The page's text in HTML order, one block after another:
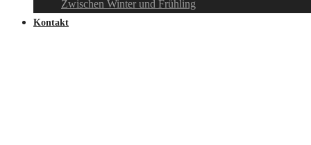
Zwischen Winter und Frühling
Kontakt